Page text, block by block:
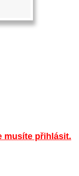
musíte přihlásit.